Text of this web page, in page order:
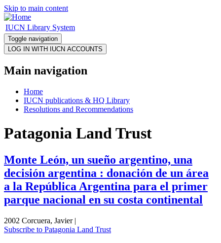
Skip to main content
IUCN Library System
Toggle navigation
Main navigation
Home
IUCN publications & HQ Library
Resolutions and Recommendations
Patagonia Land Trust
Monte León, un sueño argentino, una
decisión argentina : donación de un área
a la República Argentina para el primer
parque nacional en su costa continental
2002 Corcuera, Javier |
Subscribe to Patagonia Land Trust